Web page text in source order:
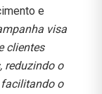
e
visa
clientes
reduzindo o
o